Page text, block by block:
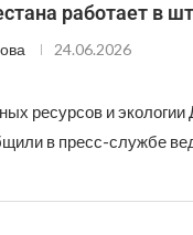
работает в
24.06.2026
ресурсов и
в пресс-службе